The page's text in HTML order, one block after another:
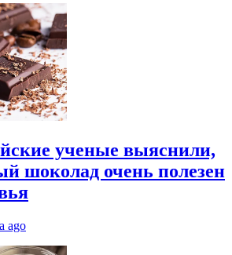
ученые выяснили,
шоколад очень полезен
ago